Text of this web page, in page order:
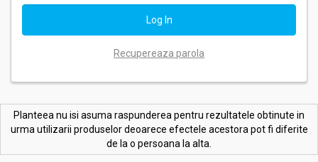
Recupereaza parola
Planteea nu isi asuma raspunderea pentru rezultatele obtinute in
urma utilizarii produselor deoarece efectele acestora pot fi diferite
de la o persoana la alta.